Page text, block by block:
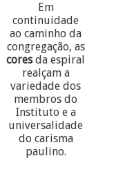
Em
continuidade
ao caminho da
congregação, as
coresda espiral
realçam a
variedade dos
membros do
Instituto e a
universalidade
do carisma
paulino.